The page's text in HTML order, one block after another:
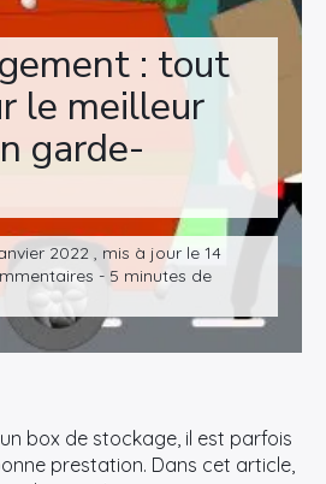
: tout
le meilleur
garde-
2022 , mis à jour le 14
- 5 minutes de
box de stockage, il est parfois
prestation. Dans cet article,